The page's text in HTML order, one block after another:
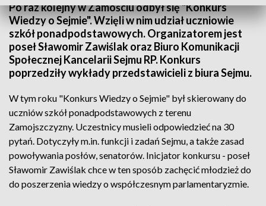
Po raz kolejny w Zamościu odbył się "Konkurs
Wiedzy o Sejmie". Wzięli w nim udział uczniowie
szkół ponadpodstawowych. Organizatorem jest
poseł Sławomir Zawiślak oraz Biuro Komunikacji
Społecznej Kancelarii Sejmu RP. Konkurs
poprzedziły wykłady przedstawicieli z biura Sejmu.
W tym roku "Konkurs Wiedzy o Sejmie" był skierowany do
uczniów szkół ponadpodstawowych z terenu
Zamojszczyzny. Uczestnicy musieli odpowiedzieć na 30
pytań. Dotyczyły m.in. funkcji i zadań Sejmu, a także zasad
powoływania posłów, senatorów. Inicjator konkursu - poseł
Sławomir Zawiślak chce w ten sposób zachęcić młodzież do
do poszerzenia wiedzy o współczesnym parlamentaryzmie.